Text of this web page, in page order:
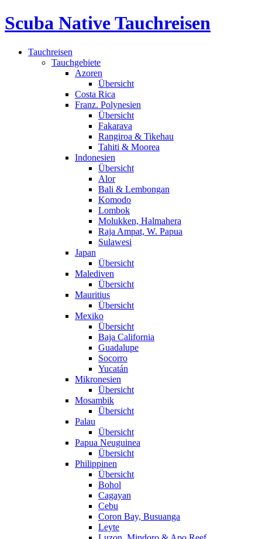
Scuba Native Tauchreisen
Tauchreisen
Tauchgebiete
Azoren
Übersicht
Costa Rica
Franz. Polynesien
Übersicht
Fakarava
Rangiroa & Tikehau
Tahiti & Moorea
Indonesien
Übersicht
Alor
Bali & Lembongan
Komodo
Lombok
Molukken, Halmahera
Raja Ampat, W. Papua
Sulawesi
Japan
Übersicht
Malediven
Übersicht
Mauritius
Übersicht
Mexiko
Übersicht
Baja California
Guadalupe
Socorro
Yucatán
Mikronesien
Übersicht
Mosambik
Übersicht
Palau
Übersicht
Papua Neuguinea
Übersicht
Philippinen
Übersicht
Bohol
Cagayan
Cebu
Coron Bay, Busuanga
Leyte